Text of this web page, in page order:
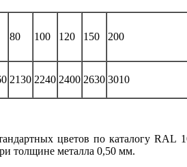
80 100 120 150 200
2130 2240 2400 2630 3010
цветов по каталогу RAL
толщине металла 0,50 мм.